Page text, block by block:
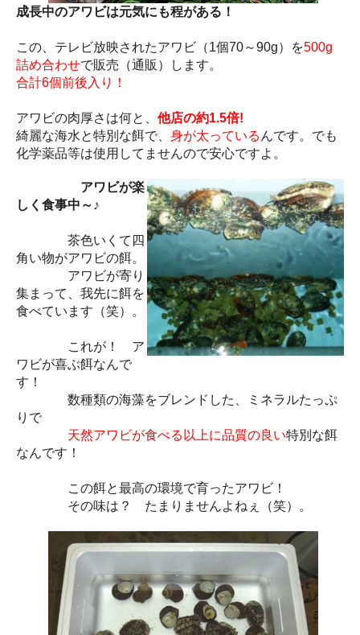
成長中のアワビは元気にも程がある！
この、テレビ放映されたアワビ（1個70～90g）を500g
詰め合わせで販売（通販）します。
合計6個前後入り！
アワビの肉厚さは何と、 他店の約1.5倍!
綺麗な海水と特別な餌で、 身が太っている んです。でも
化学薬品等は使用してませんので安心ですよ。
アワビが楽
しく食事中～♪
茶色いくて四
角い物がアワビの餌。
アワビが寄り
集まって、我先に餌を
食べています（笑）。
これが！ ア
ワビが喜ぶ餌なんで
す！
数種類の海藻をブレンドした、ミネラルたっぷ
りで
天然アワビが食べる以上に品質の良い特別な餌
なんです！
この餌と最高の環境で育ったアワビ！
その味は？ たまりませんよねぇ（笑）。